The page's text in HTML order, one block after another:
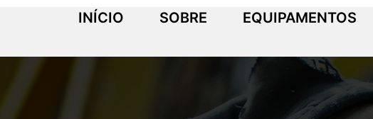
INÍCIO SOBRE EQUIPAMENTOS